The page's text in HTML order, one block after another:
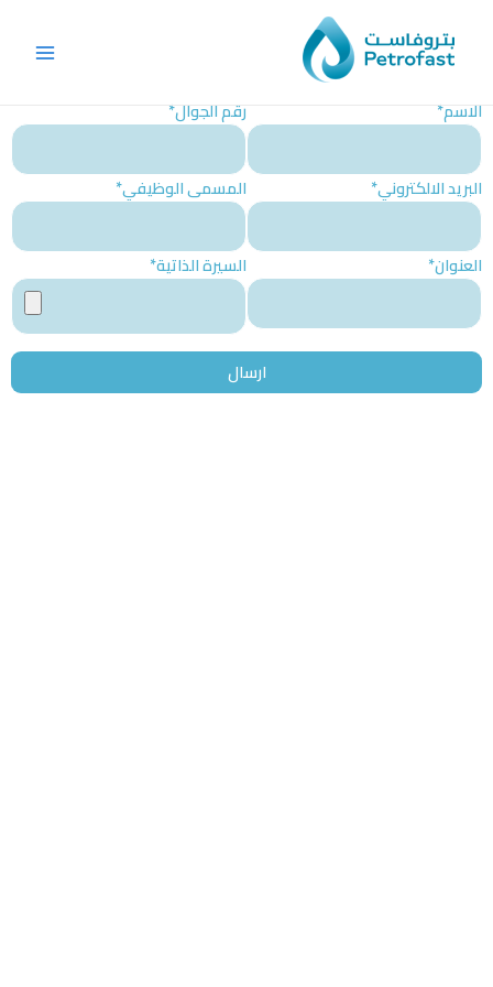
المحتوى
*الاسم *رقم الجوال
*البريد الالكتروني *المسمى الوظيفي
*العنوان *السيرة الذاتية